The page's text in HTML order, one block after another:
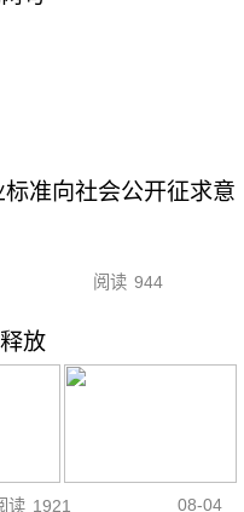
准向社会公开征求意
阅读 944
放
读 1921 08-04